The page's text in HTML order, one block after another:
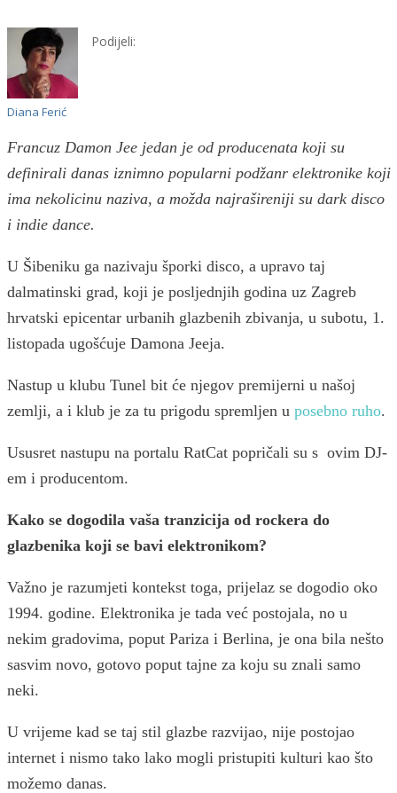
Diana Ferić
Podijeli:
Francuz Damon Jee jedan je od producenata koji su
definirali danas iznimno popularni podžanr elektronike koji
ima nekolicinu naziva, a možda najrašireniji su dark disco
i indie dance.
U Šibeniku ga nazivaju šporki disco, a upravo taj
dalmatinski grad, koji je posljednjih godina uz Zagreb
hrvatski epicentar urbanih glazbenih zbivanja, u subotu, 1.
listopada ugošćuje Damona Jeeja.
Nastup u klubu Tunel bit će njegov premijerni u našoj
zemlji, a i klub je za tu prigodu spremljen u posebno ruho.
Ususret nastupu na portalu RatCat popričali su s ovim DJ-
em i producentom.
Kako se dogodila vaša tranzicija od rockera do
glazbenika koji se bavi elektronikom?
Važno je razumjeti kontekst toga, prijelaz se dogodio oko
1994. godine. Elektronika je tada već postojala, no u
nekim gradovima, poput Pariza i Berlina, je ona bila nešto
sasvim novo, gotovo poput tajne za koju su znali samo
neki.
U vrijeme kad se taj stil glazbe razvijao, nije postojao
internet i nismo tako lako mogli pristupiti kulturi kao što
možemo danas.